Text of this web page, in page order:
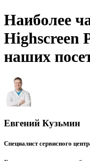
Наиболее
Highscreen
наших
Евгений Кузьмин
Специалист сервисного